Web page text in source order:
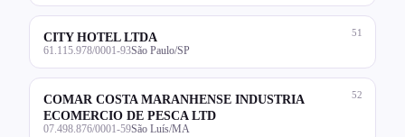
51
CITY HOTEL LTDA
61.115.978/0001-93São Paulo/SP
52
COMAR COSTA MARANHENSE INDUSTRIA
ECOMERCIO DE PESCA LTD
07.498.876/0001-59São Luís/MA